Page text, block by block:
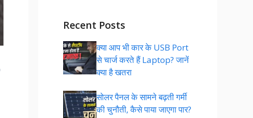
Recent Posts
क्या आप भी कार के USB Port
से चार्ज करते हैं Laptop? जानें
क्या है खतरा
सोलर पैनल के सामने बढ़ती गर्मी
की चुनौती, कैसे पाया जाएगा पार?